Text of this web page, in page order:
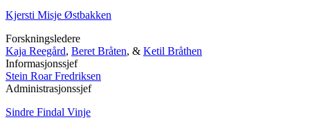
Kjersti Misje Østbakken
Forskningsledere
Kaja Reegård, Beret Bråten, & Ketil Bråthen
Informasjonssjef
Stein Roar Fredriksen
Administrasjonssjef
Sindre Findal Vinje